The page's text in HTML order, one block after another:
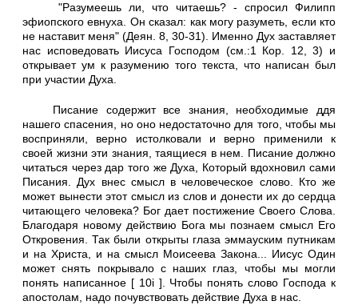
"Разумеешь ли, что читаешь? - спросил Филипп
эфиопского евнуха. Он сказал: как могу разуметь, если кто
не наставит меня" (Деян. 8, 30-31). Именно Дух заставляет
нас исповедовать Иисуса Господом (см.:1 Кор. 12, 3) и
открывает ум к разумению того текста, что написан был
при участии Духа.
Писание содержит все знания, необходимые ддя
нашего спасения, но оно недостаточно для того, чтобы мы
восприняли, верно истолковали и верно применили к
своей жизни эти знания, таящиеся в нем. Писание должно
читаться через дар того же Духа, Который вдохновил сами
Писания. Дух внес смысл в человеческое слово. Кто же
может вынести этот смысл из слов и донести их до сердца
читающего человека? Бог дает постижение Своего Слова.
Благодаря новому действию Бога мы познаем смысл Его
Откровения. Так были открыты глаза эммауским путникам
и на Христа, и на смысл Моисеева Закона... Иисус Один
может снять покрывало с наших глаз, чтобы мы могли
понять написанное [ 10i ]. Чтобы понять слово Господа к
апостолам, надо почувствовать действие Духа в нас.